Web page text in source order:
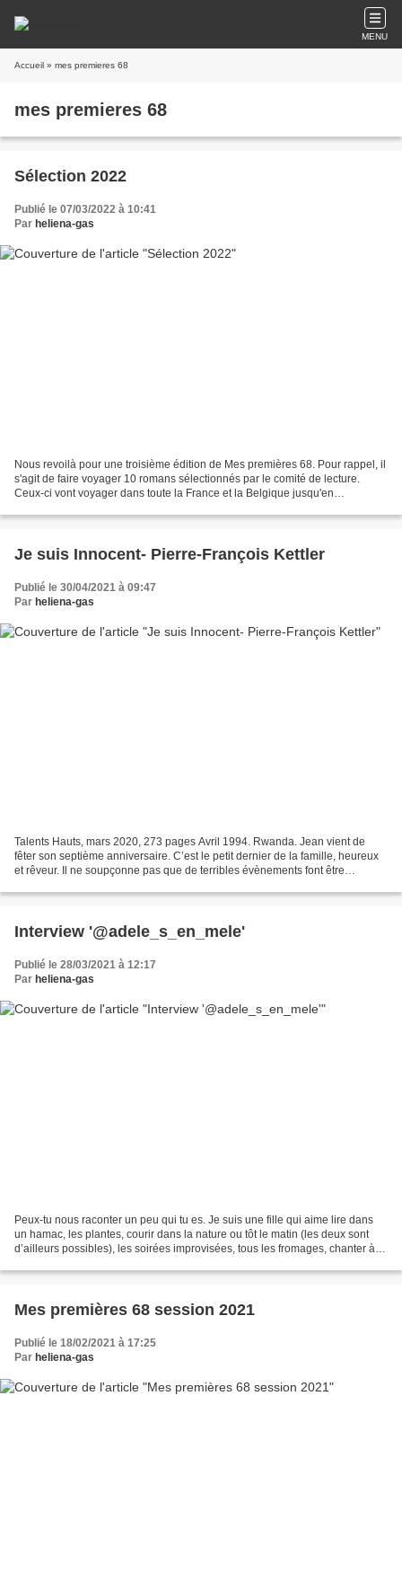
MENU
Accueil » mes premieres 68
mes premieres 68
Sélection 2022
Publié le 07/03/2022 à 10:41
Par heliena-gas
Nous revoilà pour une troisième édition de Mes premières 68. Pour rappel, il
s'agit de faire voyager 10 romans sélectionnés par le comité de lecture.
Ceux-ci vont voyager dans toute la France et la Belgique jusqu'en
Je suis Innocent- Pierre-François Kettler
Publié le 30/04/2021 à 09:47
Par heliena-gas
Talents Hauts, mars 2020, 273 pages Avril 1994. Rwanda. Jean vient de
fêter son septième anniversaire. C’est le petit dernier de la famille, heureux
et rêveur. Il ne soupçonne pas que de terribles évènements font être
Interview '@adele_s_en_mele'
Publié le 28/03/2021 à 12:17
Par heliena-gas
Peux-tu nous raconter un peu qui tu es. Je suis une fille qui aime lire dans
un hamac, les plantes, courir dans la nature ou tôt le matin (les deux sont
d’ailleurs possibles), les soirées improvisées, tous les fromages, chanter à
Mes premières 68 session 2021
Publié le 18/02/2021 à 17:25
Par heliena-gas